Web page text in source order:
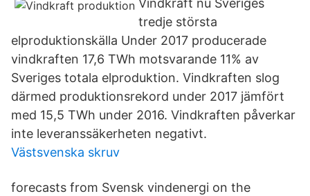
Vindkraft nu Sveriges
tredje största
elproduktionskälla Under 2017 producerade
vindkraften 17,6 TWh motsvarande 11% av
Sveriges totala elproduktion. Vindkraften slog
därmed produktionsrekord under 2017 jämfört
med 15,5 TWh under 2016. Vindkraften påverkar
inte leveranssäkerheten negativt.
Västsvenska skruv
forecasts from Svensk vindenergi on the